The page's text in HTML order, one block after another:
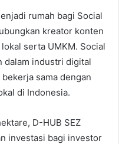
rumah bagi Social
kreator konten
serta UMKM. Social
dalam industri digital
sama dengan
di Indonesia.
D-HUB SEZ
investasi bagi investor